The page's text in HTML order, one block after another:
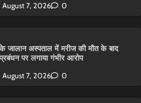
August 7, 2026 0
जालान अस्पताल में मरीज की मौत के बाद
पर लगाया गंभीर आरोप
August 7, 2026 0